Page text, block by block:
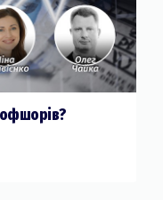
офшорів?